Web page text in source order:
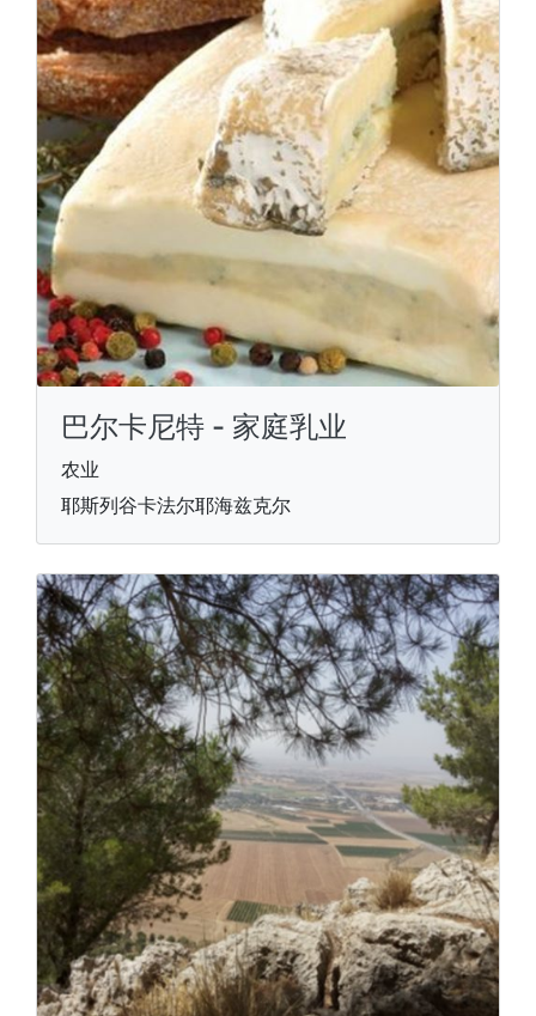
巴尔卡尼特 - 家庭乳业
农业
耶斯列谷卡法尔耶海兹克尔